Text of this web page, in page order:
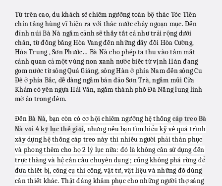
Từ trên cao, du khách sẽ chiêm ngưỡng toàn bộ thác Tóc Tiên
chín tầng hùng vĩ hiện ra với thác nước chảy ngoạn mục. Đến
đỉnh núi Bà Nà ngắm cảnh sẽ thấy tất cả như trải rộng dưới
chân, từ đồng bằng Hòa Vang đến những dãy đồi Hòa Cường,
Hòa Trung , Sơn Phước… Bà Nà cho phép ta thu vào tầm mắt
cảnh quan cả một vùng non xanh nước biếc từ vịnh Hàn đang
gom nước từ sông Quá Giáng, sông Hàn ở phía Nam đến sông Cu
Đê ở phía Bắc, dễ dàng ngắm bán đảo Sơn Trà, ngắm mũi Cửa
Khảm có yên ngựa Hải Vân, ngắm thành phố Đà Nẵng lung linh
mờ ảo trong đêm.
Đến Bà Nà, bạn còn có cơ hội chiêm ngưỡng hệ thống cáp treo Bà
Nà với 4 kỷ lục thế giới, nhưng nếu bạn tìm hiểu kỹ về quá trình
xây dựng hệ thống cáp treo này thì nhiều người phải thán phục
và phong thêm cho họ 2 lỷ lục nữa: đó là không cần sử dụng đến
trực thăng và hệ cần cầu chuyên dụng ; cũng không phá rừng để
đưa thiết bị, công cụ thi công, vật tư, vật liệu và những đồ dùng
cần thiết khác. Thật đáng khâm phục cho những người thợ sáng